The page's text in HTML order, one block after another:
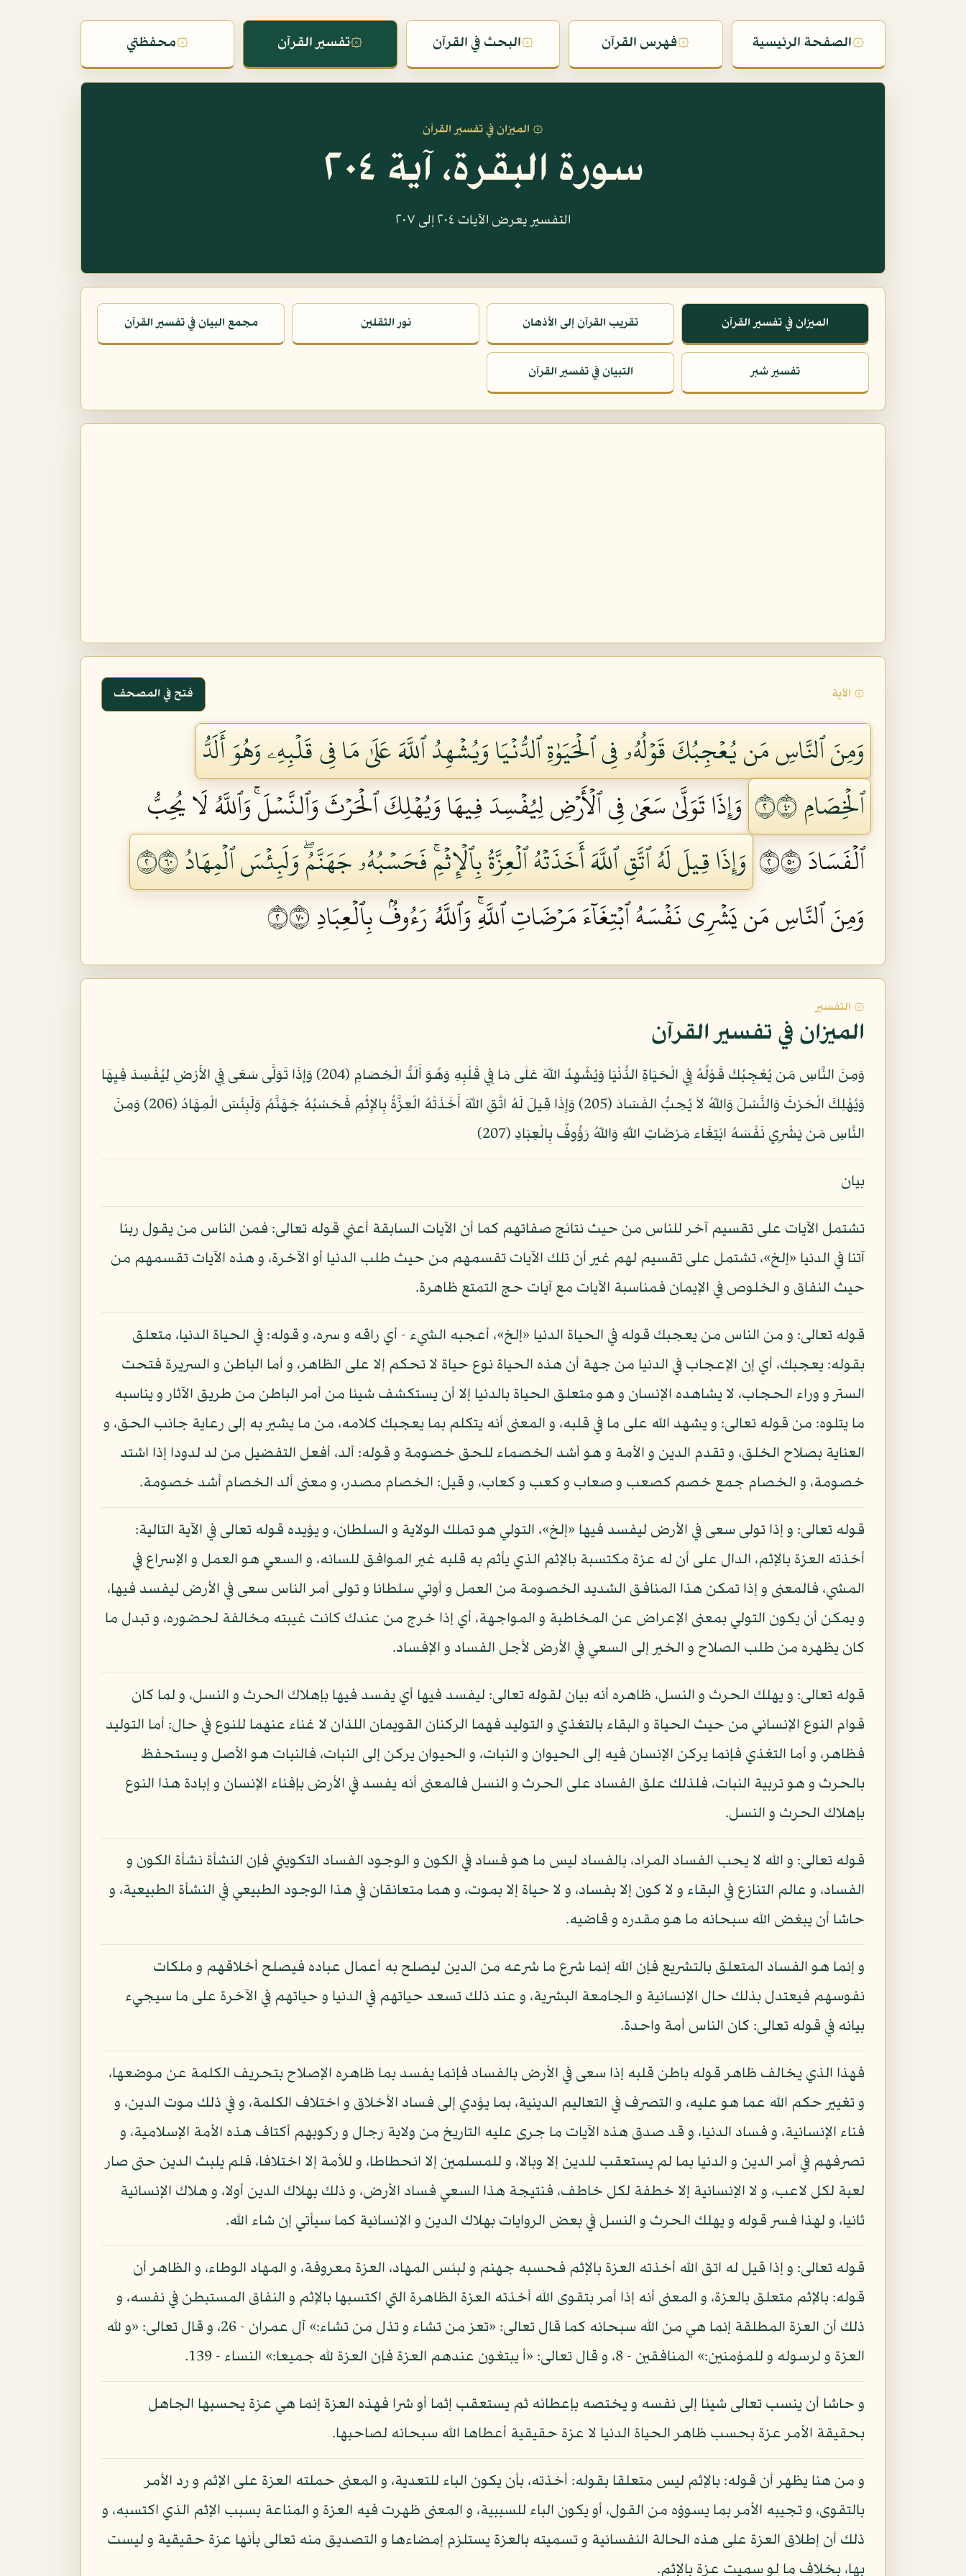
۞الصفحة الرئيسية ۞فهرس القرآن ۞البحث في القرآن ۞تفسير القرآن ۞محفظتي
۞ الميزان في تفسير القرآن
سورة البقرة، آية ٢٠٤
التفسير يعرض الآيات ٢٠٤ إلى ٢٠٧
الميزان في تفسير القرآن تقريب القرآن إلى الأذهان نور الثقلين مجمع البيان في تفسير القرآن
تفسير شبر التبيان في تفسير القرآن
۞ الآية فتح في المصحف
وَمِنَ ٱلنَّاسِ مَن يُعۡجِبُكَ قَوۡلُهُۥ فِي ٱلۡحَيَوٰةِ ٱلدُّنۡيَا وَيُشۡهِدُ ٱللَّهَ عَلَىٰ مَا فِي قَلۡبِهِۦ وَهُوَ أَلَدُّ
ٱلۡخِصَامِ ٢٠٤
وَإِذَا تَوَلَّىٰ سَعَىٰ فِي ٱلۡأَرۡضِ لِيُفۡسِدَ فِيهَا وَيُهۡلِكَ ٱلۡحَرۡثَ وَٱلنَّسۡلَۚ وَٱللَّهُ لَا يُحِبُّ
ٱلۡفَسَادَ ٢٠٥
وَإِذَا قِيلَ لَهُ ٱتَّقِ ٱللَّهَ أَخَذَتۡهُ ٱلۡعِزَّةُ بِٱلۡإِثۡمِۚ فَحَسۡبُهُۥ جَهَنَّمُۖ وَلَبِئۡسَ ٱلۡمِهَادُ ٢٠٦
وَمِنَ ٱلنَّاسِ مَن يَشۡرِي نَفۡسَهُ ٱبۡتِغَآءَ مَرۡضَاتِ ٱللَّهِۚ وَٱللَّهُ رَءُوفُۢ بِٱلۡعِبَادِ ٢٠٧
۞ التفسير
الميزان في تفسير القرآن
وَمِنَ النَّاسِ مَن يُعْجِبُكَ قَوْلُهُ فِي الْحَيَاةِ الدُّنْيَا وَيُشْهِدُ اللّهَ عَلَى مَا فِي قَلْبِهِ وَهُوَ أَلَدُّ الْخِصَامِ (204) وَإِذَا تَوَلَّى سَعَى فِي الأَرْضِ لِيُفْسِدَ فِيِهَا
وَيُهْلِكَ الْحَرْثَ وَالنَّسْلَ وَاللّهُ لاَ يُحِبُّ الفَسَادَ (205) وَإِذَا قِيلَ لَهُ اتَّقِ اللّهَ أَخَذَتْهُ الْعِزَّةُ بِالإِثْمِ فَحَسْبُهُ جَهَنَّمُ وَلَبِئْسَ الْمِهَادُ (206) وَمِنَ
النَّاسِ مَن يَشْرِي نَفْسَهُ ابْتِغَاء مَرْضَاتِ اللّهِ وَاللّهُ رَؤُوفٌ بِالْعِبَادِ (207)
بيان
تشتمل الآيات على تقسيم آخر للناس من حيث نتائج صفاتهم كما أن الآيات السابقة أعني قوله تعالى: فمن الناس من يقول ربنا
آتنا في الدنيا «إلخ»، تشتمل على تقسيم لهم غير أن تلك الآيات تقسمهم من حيث طلب الدنيا أو الآخرة، و هذه الآيات تقسمهم من
حيث النفاق و الخلوص في الإيمان فمناسبة الآيات مع آيات حج التمتع ظاهرة.
قوله تعالى: و من الناس من يعجبك قوله في الحياة الدنيا «إلخ»، أعجبه الشيء - أي راقه و سره، و قوله: في الحياة الدنيا، متعلق
بقوله: يعجبك، أي إن الإعجاب في الدنيا من جهة أن هذه الحياة نوع حياة لا تحكم إلا على الظاهر، و أما الباطن و السريرة فتحت
الستر و وراء الحجاب، لا يشاهده الإنسان و هو متعلق الحياة بالدنيا إلا أن يستكشف شيئا من أمر الباطن من طريق الآثار و يناسبه
ما يتلوه: من قوله تعالى: و يشهد الله على ما في قلبه، و المعنى أنه يتكلم بما يعجبك كلامه، من ما يشير به إلى رعاية جانب الحق، و
العناية بصلاح الخلق، و تقدم الدين و الأمة و هو أشد الخصماء للحق خصومة و قوله: ألد، أفعل التفضيل من لد لدودا إذا اشتد
خصومة، و الخصام جمع خصم كصعب و صعاب و كعب و كعاب، و قيل: الخصام مصدر، و معنى ألد الخصام أشد خصومة.
قوله تعالى: و إذا تولى سعى في الأرض ليفسد فيها «إلخ»، التولي هو تملك الولاية و السلطان، و يؤيده قوله تعالى في الآية التالية:
أخذته العزة بالإثم، الدال على أن له عزة مكتسبة بالإثم الذي يأثم به قلبه غير الموافق للسانه، و السعي هو العمل و الإسراع في
المشي، فالمعنى و إذا تمكن هذا المنافق الشديد الخصومة من العمل و أوتي سلطانا و تولى أمر الناس سعى في الأرض ليفسد فيها،
و يمكن أن يكون التولي بمعنى الإعراض عن المخاطبة و المواجهة، أي إذا خرج من عندك كانت غيبته مخالفة لحضوره، و تبدل ما
كان يظهره من طلب الصلاح و الخير إلى السعي في الأرض لأجل الفساد و الإفساد.
قوله تعالى: و يهلك الحرث و النسل، ظاهره أنه بيان لقوله تعالى: ليفسد فيها أي يفسد فيها بإهلاك الحرث و النسل، و لما كان
قوام النوع الإنساني من حيث الحياة و البقاء بالتغذي و التوليد فهما الركنان القويمان اللذان لا غناء عنهما للنوع في حال: أما التوليد
فظاهر، و أما التغذي فإنما يركن الإنسان فيه إلى الحيوان و النبات، و الحيوان يركن إلى النبات، فالنبات هو الأصل و يستحفظ
بالحرث و هو تربية النبات، فلذلك علق الفساد على الحرث و النسل فالمعنى أنه يفسد في الأرض بإفناء الإنسان و إبادة هذا النوع
بإهلاك الحرث و النسل.
قوله تعالى: و الله لا يحب الفساد المراد، بالفساد ليس ما هو فساد في الكون و الوجود الفساد التكويني فإن النشأة نشأة الكون و
الفساد، و عالم التنازع في البقاء و لا كون إلا بفساد، و لا حياة إلا بموت، و هما متعانقان في هذا الوجود الطبيعي في النشأة الطبيعية، و
حاشا أن يبغض الله سبحانه ما هو مقدره و قاضيه.
و إنما هو الفساد المتعلق بالتشريع فإن الله إنما شرع ما شرعه من الدين ليصلح به أعمال عباده فيصلح أخلاقهم و ملكات
نفوسهم فيعتدل بذلك حال الإنسانية و الجامعة البشرية، و عند ذلك تسعد حياتهم في الدنيا و حياتهم في الآخرة على ما سيجيء
بيانه في قوله تعالى: كان الناس أمة واحدة.
فهذا الذي يخالف ظاهر قوله باطن قلبه إذا سعى في الأرض بالفساد فإنما يفسد بما ظاهره الإصلاح بتحريف الكلمة عن موضعها،
و تغيير حكم الله عما هو عليه، و التصرف في التعاليم الدينية، بما يؤدي إلى فساد الأخلاق و اختلاف الكلمة، و في ذلك موت الدين، و
فناء الإنسانية، و فساد الدنيا، و قد صدق هذه الآيات ما جرى عليه التاريخ من ولاية رجال و ركوبهم أكتاف هذه الأمة الإسلامية، و
تصرفهم في أمر الدين و الدنيا بما لم يستعقب للدين إلا وبالا، و للمسلمين إلا انحطاطا، و للأمة إلا اختلافا، فلم يلبث الدين حتى صار
لعبة لكل لاعب، و لا الإنسانية إلا خطفة لكل خاطف، فنتيجة هذا السعي فساد الأرض، و ذلك بهلاك الدين أولا، و هلاك الإنسانية
ثانيا، و لهذا فسر قوله و يهلك الحرث و النسل في بعض الروايات بهلاك الدين و الإنسانية كما سيأتي إن شاء الله.
قوله تعالى: و إذا قيل له اتق الله أخذته العزة بالإثم فحسبه جهنم و لبئس المهاد، العزة معروفة، و المهاد الوطاء، و الظاهر أن
قوله: بالإثم متعلق بالعزة، و المعنى أنه إذا أمر بتقوى الله أخذته العزة الظاهرة التي اكتسبها بالإثم و النفاق المستبطن في نفسه، و
ذلك أن العزة المطلقة إنما هي من الله سبحانه كما قال تعالى: «تعز من تشاء و تذل من تشاء:» آل عمران - 26، و قال تعالى: «و لله
العزة و لرسوله و للمؤمنين:» المنافقين - 8، و قال تعالى: «أ يبتغون عندهم العزة فإن العزة لله جميعا:» النساء - 139.
و حاشا أن ينسب تعالى شيئا إلى نفسه و يختصه بإعطائه ثم يستعقب إثما أو شرا فهذه العزة إنما هي عزة يحسبها الجاهل
بحقيقة الأمر عزة بحسب ظاهر الحياة الدنيا لا عزة حقيقية أعطاها الله سبحانه لصاحبها.
و من هنا يظهر أن قوله: بالإثم ليس متعلقا بقوله: أخذته، بأن يكون الباء للتعدية، و المعنى حملته العزة على الإثم و رد الأمر
بالتقوى، و تجيبه الأمر بما يسوؤه من القول، أو يكون الباء للسببية، و المعنى ظهرت فيه العزة و المناعة بسبب الإثم الذي اكتسبه، و
ذلك أن إطلاق العزة على هذه الحالة النفسانية و تسميته بالعزة يستلزم إمضاءها و التصديق منه تعالى بأنها عزة حقيقية و ليست
بها، بخلاف ما لو سميت عزة بالإثم.